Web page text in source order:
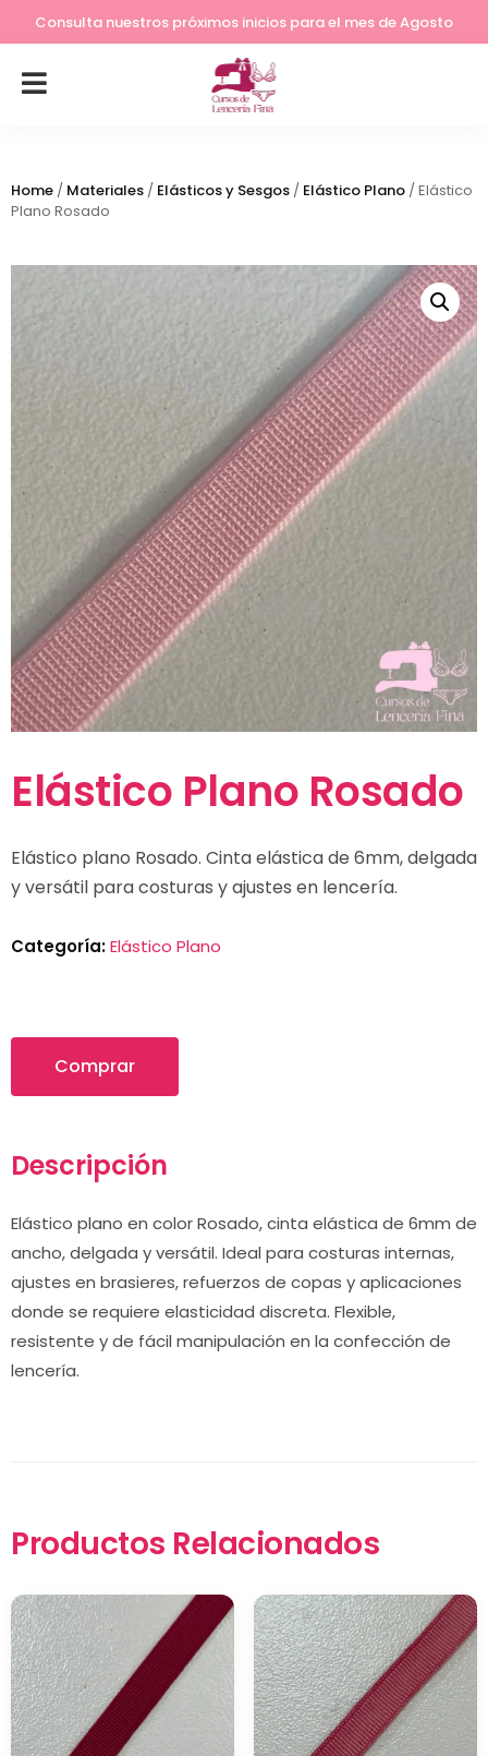
Lleva tu costura a otro nivel
Home / Materiales / Elásticos y Sesgos / Elástico Plano / Elástico
Plano Rosado
Elástico Plano Rosado
Elástico plano Rosado. Cinta elástica de 6mm, delgada
y versátil para costuras y ajustes en lencería.
Categoría:Elástico Plano
Comprar
Descripción
Elástico plano en color Rosado, cinta elástica de 6mm de
ancho, delgada y versátil. Ideal para costuras internas,
ajustes en brasieres, refuerzos de copas y aplicaciones
donde se requiere elasticidad discreta. Flexible,
resistente y de fácil manipulación en la confección de
lencería.
Productos Relacionados